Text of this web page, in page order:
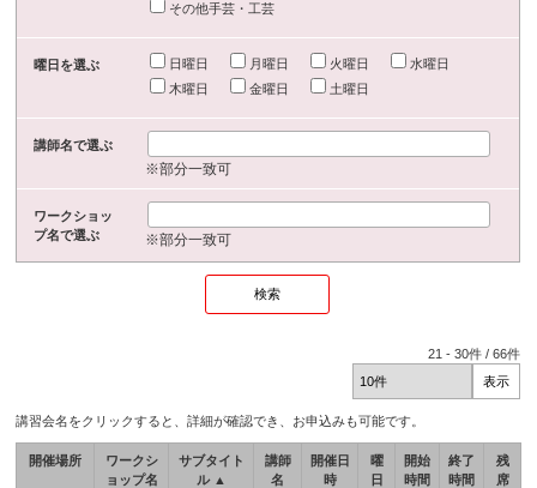
その他手芸・工芸
曜日を選ぶ 日曜日 月曜日 火曜日
水曜日
木曜日
金曜日 土曜日
講師名で選ぶ
※部分一致可
ワークショッ
プ名で選ぶ
※部分一致可
21 -30件 /66件
講習会名をクリックすると、詳細が確認でき、お申込みも可能です。
開催場所
ワークシ
ョップ名
サブタイト
ル ▲
講師
名
開催日
時
曜
日
開始
時間
終了
時間
残
席